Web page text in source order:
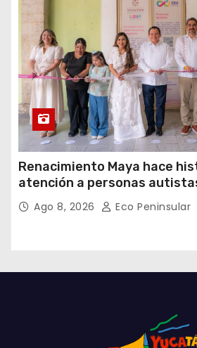
Renacimiento Maya hace
atención a personas
Ago 8, 2026 Eco Peninsular